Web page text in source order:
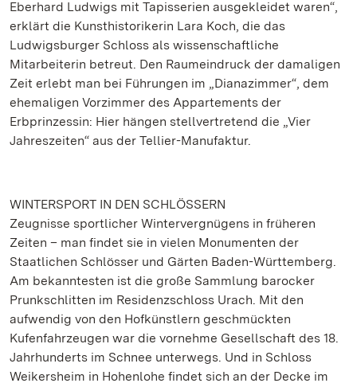
Eberhard Ludwigs mit Tapisserien ausgekleidet waren“,
erklärt die Kunsthistorikerin Lara Koch, die das
Ludwigsburger Schloss als wissenschaftliche
Mitarbeiterin betreut. Den Raumeindruck der damaligen
Zeit erlebt man bei Führungen im „Dianazimmer“, dem
ehemaligen Vorzimmer des Appartements der
Erbprinzessin: Hier hängen stellvertretend die „Vier
Jahreszeiten“ aus der Tellier-Manufaktur.
WINTERSPORT IN DEN SCHLÖSSERN
Zeugnisse sportlicher Wintervergnügens in früheren
Zeiten – man findet sie in vielen Monumenten der
Staatlichen Schlösser und Gärten Baden-Württemberg.
Am bekanntesten ist die große Sammlung barocker
Prunkschlitten im Residenzschloss Urach. Mit den
aufwendig von den Hofkünstlern geschmückten
Kufenfahrzeugen war die vornehme Gesellschaft des 18.
Jahrhunderts im Schnee unterwegs. Und in Schloss
Weikersheim in Hohenlohe findet sich an der Decke im